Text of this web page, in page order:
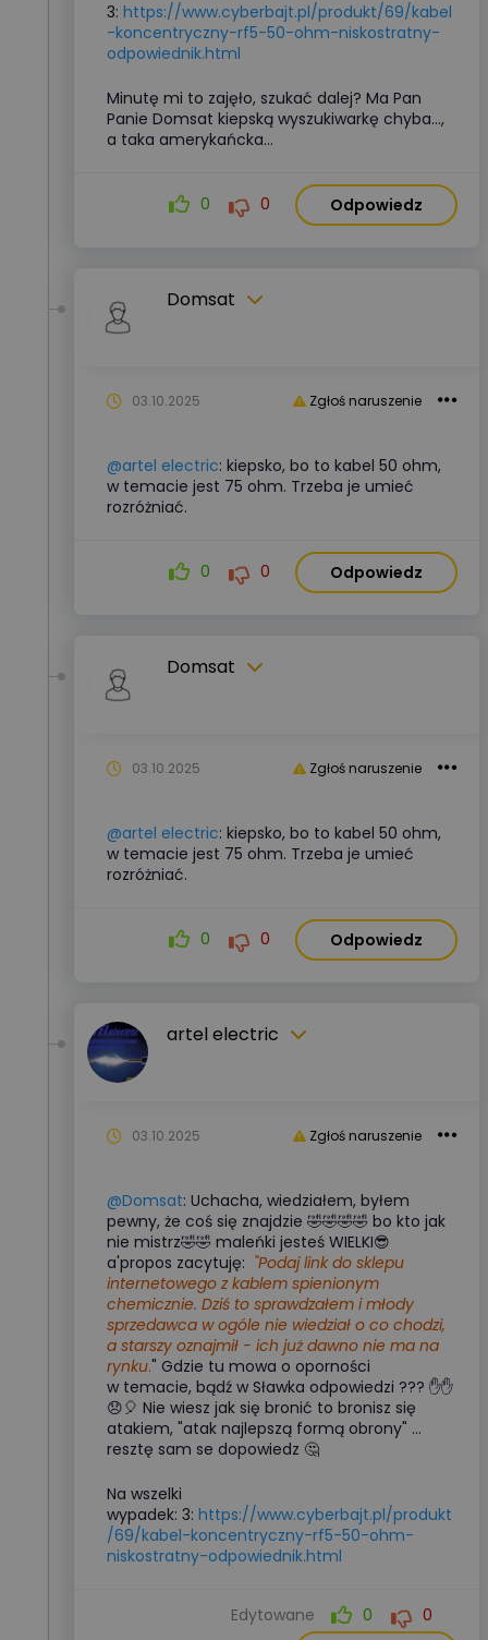
3: https://www.cyberbajt.pl/produkt/69/kabel
-koncentryczny-rf5-50-ohm-niskostratny-
odpowiednik.html
Minutę mi to zajęło, szukać dalej? Ma Pan
Panie Domsat kiepską wyszukiwarkę chyba...,
a taka amerykańcka...
0 0 Odpowiedz
Domsat
Zgłoś naruszenie
03.10.2025
@artel electric: kiepsko, bo to kabel 50 ohm,
w temacie jest 75 ohm. Trzeba je umieć
rozróżniać.
0 0 Odpowiedz
Domsat
Zgłoś naruszenie
03.10.2025
@artel electric: kiepsko, bo to kabel 50 ohm,
w temacie jest 75 ohm. Trzeba je umieć
rozróżniać.
0 0 Odpowiedz
artel electric
Zgłoś naruszenie
03.10.2025
@Domsat: Uchacha, wiedziałem, byłem
pewny, że coś się znajdzie 🤣🤣🤣🤣 bo kto jak
nie mistrz🤣🤣 maleńki jesteś WIELKI😎
a'propos zacytuję: "Podaj link do sklepu
internetowego z kablem spienionym
chemicznie. Dziś to sprawdzałem i młody
sprzedawca w ogóle nie wiedział o co chodzi,
a starszy oznajmił - ich już dawno nie ma na
rynku." Gdzie tu mowa o oporności
w temacie, bądź w Sławka odpowiedzi ??? ✋✋
😞🎈 Nie wiesz jak się bronić to bronisz się
atakiem, "atak najlepszą formą obrony" ...
resztę sam se dopowiedz 🤔
Na wszelki
wypadek: 3: https://www.cyberbajt.pl/produkt
/69/kabel-koncentryczny-rf5-50-ohm-
niskostratny-odpowiednik.html
Edytowane 0
0